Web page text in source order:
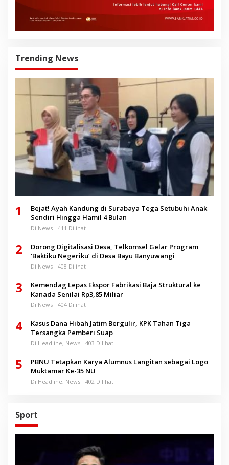
Trending News
1
Bejat! Ayah Kandung di Surabaya Tega Setubuhi Anak
Sendiri Hingga Hamil 4 Bulan
Di News 411 Dilihat
2
Dorong Digitalisasi Desa, Telkomsel Gelar Program
‘Baktiku Negeriku’ di Desa Bayu Banyuwangi
Di News 408 Dilihat
3
Kemendag Lepas Ekspor Fabrikasi Baja Struktural ke
Kanada Senilai Rp3,85 Miliar
Di News 404 Dilihat
4
Kasus Dana Hibah Jatim Bergulir, KPK Tahan Tiga
Tersangka Pemberi Suap
Di Headline, News 403 Dilihat
5
PBNU Tetapkan Karya Alumnus Langitan sebagai Logo
Muktamar Ke-35 NU
Di Headline, News 402 Dilihat
Sport